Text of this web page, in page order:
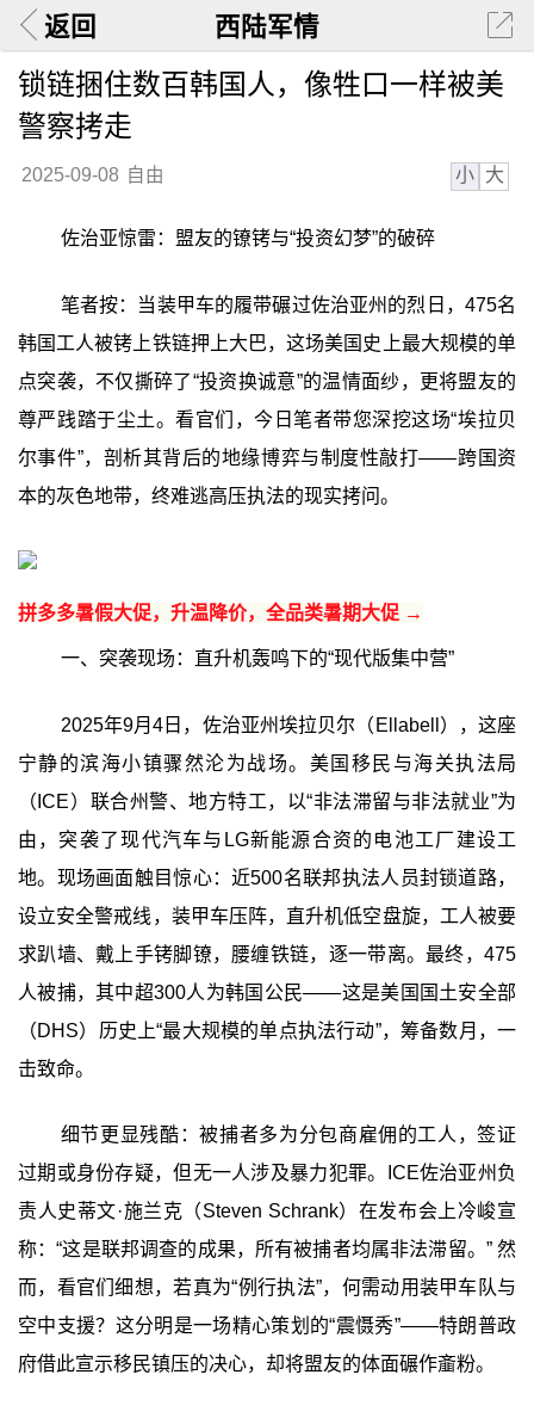
返回 西陆军情
锁链捆住数百韩国人，像牲口一样被美
警察拷走
2025-09-08 自由 小 大
佐治亚惊雷：盟友的镣铐与“投资幻梦”的破碎
笔者按：当装甲车的履带碾过佐治亚州的烈日，475名
韩国工人被铐上铁链押上大巴，这场美国史上最大规模的单
点突袭，不仅撕碎了“投资换诚意”的温情面纱，更将盟友的
尊严践踏于尘土。看官们，今日笔者带您深挖这场“埃拉贝
尔事件”，剖析其背后的地缘博弈与制度性敲打——跨国资
本的灰色地带，终难逃高压执法的现实拷问。
拼多多暑假大促，升温降价，全品类暑期大促 →
一、突袭现场：直升机轰鸣下的“现代版集中营”
2025年9月4日，佐治亚州埃拉贝尔（Ellabell），这座
宁静的滨海小镇骤然沦为战场。美国移民与海关执法局
（ICE）联合州警、地方特工，以“非法滞留与非法就业”为
由，突袭了现代汽车与LG新能源合资的电池工厂建设工
地。现场画面触目惊心：近500名联邦执法人员封锁道路，
设立安全警戒线，装甲车压阵，直升机低空盘旋，工人被要
求趴墙、戴上手铐脚镣，腰缠铁链，逐一带离。最终，475
人被捕，其中超300人为韩国公民——这是美国国土安全部
（DHS）历史上“最大规模的单点执法行动”，筹备数月，一
击致命。
细节更显残酷：被捕者多为分包商雇佣的工人，签证
过期或身份存疑，但无一人涉及暴力犯罪。ICE佐治亚州负
责人史蒂文·施兰克（Steven Schrank）在发布会上冷峻宣
称：“这是联邦调查的成果，所有被捕者均属非法滞留。” 然
而，看官们细想，若真为“例行执法”，何需动用装甲车队与
空中支援？这分明是一场精心策划的“震慑秀”——特朗普政
府借此宣示移民镇压的决心，却将盟友的体面碾作齑粉。